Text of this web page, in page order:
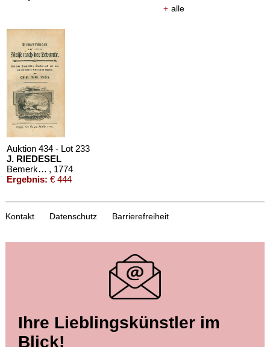
+ alle
Auktion 434 - Lot 233
J. RIEDESEL
Bemerkungen auf einer Reise nach der Levante , 1774
Ergebnis: € 444
Kontakt Datenschutz Barrierefreiheit
Ihre Lieblingskünstler im
Blick!